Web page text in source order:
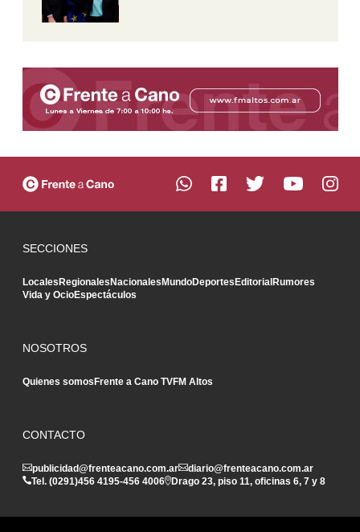
SECCIONES
LocalesRegionalesNacionalesMundoDeportesEditorialRumores
Vida y OcioEspectáculos
NOSOTROS
Quienes somosFrente a Cano TVFM Altos
CONTACTO
publicidad@frenteacano.com.ar
diario@frenteacano.com.ar
Tel. (0291)456 4195-456 4006 Drago 23, piso 11, oficinas 6, 7 y 8